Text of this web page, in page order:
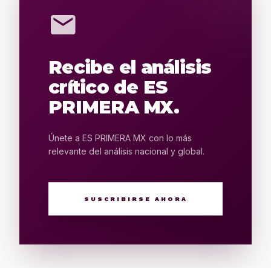
mail
Recibe el análisis
crítico de ES
PRIMERA MX.
Únete a ES PRIMERA MX con lo más
relevante del análisis nacional y global.
SUSCRIBIRSE AHORA